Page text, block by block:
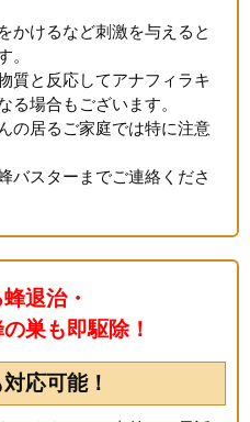
かけるなど刺激を与えると
。
質と反応してアナフィラキ
る場合もございます。
の居るご家庭では特に注意
バスターまでご連絡くださ
退治・
巣も即駆除！
応可能！